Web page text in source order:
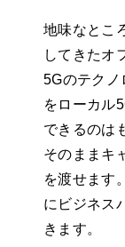
地味なとこ
してきたオ
5Gのテクノ
をローカル
できるのは
そのままキ
を渡せます
にビジネス
きます。